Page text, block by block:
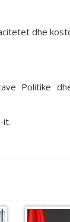
dhe
Politike
it.